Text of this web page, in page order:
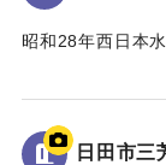
昭和28年西日本
地面から25cmの
96.34m」と記さ
日田市